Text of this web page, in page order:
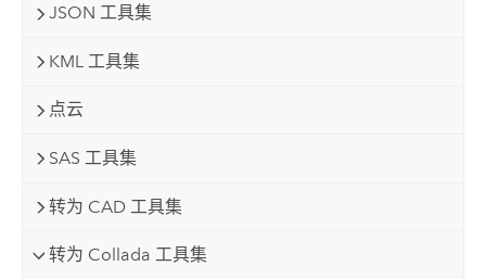
JSON 工具集
KML 工具集
点云
SAS 工具集
转为 CAD 工具集
转为 Collada 工具集